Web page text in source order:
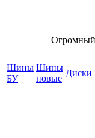
Огромный
Шины
БУ
Шины
новые
Диски